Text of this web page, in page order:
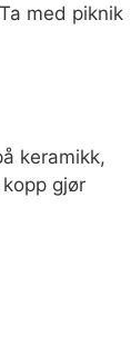
med piknik
keramikk,
gjør